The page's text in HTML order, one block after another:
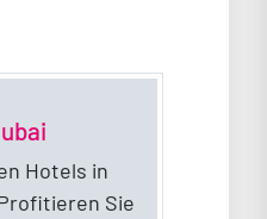
Hotels in
Sie